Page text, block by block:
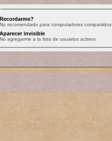
Recordarme?
No recomendado para computadores compartidos
Aparecer invisible
No agregarme a la lista de usuarios activos